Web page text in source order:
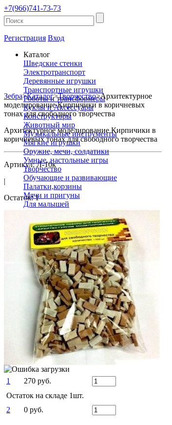
+7(966)741-73-73
Регистрация Вход
Каталог
Шведские стенки
Электротранспорт
Деревянные игрушки
Транспортные игрушки
Роботы и трансформеры
Куклы и Аксессуары
Конструкторы
Животный мир
Музыкальные инструменты
Мягкие игрушки
Оружие, мечи, солдатики
Умные, настольные игры
Творчество
Обучающие и развивающие
Палатки,корзины
Мячи и пригуны
Для малышей
Спортивные и активные игры
Летний Ассортимент
Детский транспорт
Все для Праздника, гелевые шары
Зимний Ассортимент
Детская мебель
О магазине
Доставка и Оплата
Гарантия и возврат
Контакты
Зебра>Каталог>Творчество>Архитектурное
моделирование Кирпичики в коричневых
тонах для свободного творчества
Архитектурное моделирование Кирпичики в
коричневых тонах для свободного творчества
Артикул: Л-10к
|
Остаток: 1
1
270 руб.
Остаток на складе 1шт.
2
0 руб.